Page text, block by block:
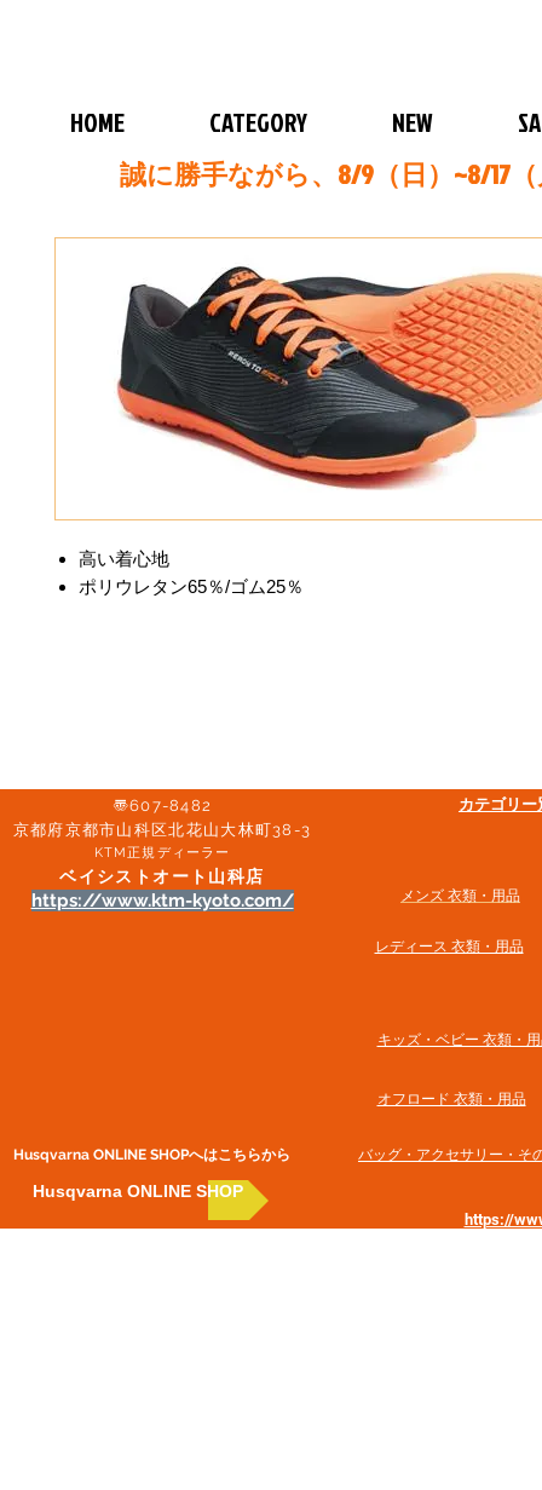
HOME CATEGORY NEW
誠に勝手ながら、8/9（日）~8/17
高い着心地
ポリウレタン65％/ゴム25％
〠607-8482
京都府京都市山科区北花山大林町38-3​
KTM正規ディーラー
ベイシストオート山科店
https://www.ktm-kyoto.com/
Husqvarna ONLINE SHOP​へはこちらから
Husqvarna ONLINE SHOP
カテゴリ
メンズ 衣類・用品
​レディース 衣類・用品
キッズ・ベビー 衣類・
オフロード 衣類・用品
バッグ・アクセサリー・そ
https://